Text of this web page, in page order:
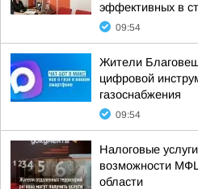
эффективных в
09:54
Жители
цифровой
газоснабжения
09:54
Налоговые
возможности
области